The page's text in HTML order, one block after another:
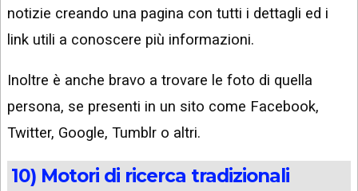
notizie creando una pagina con tutti i dettagli ed i
link utili a conoscere più informazioni.
Inoltre è anche bravo a trovare le foto di quella
persona, se presenti in un sito come Facebook,
Twitter, Google, Tumblr o altri.
10) Motori di ricerca tradizionali